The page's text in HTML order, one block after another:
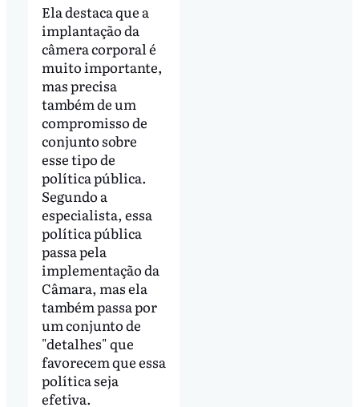
Ela destaca que a
implantação da
câmera corporal é
muito importante,
mas precisa
também de um
compromisso de
conjunto sobre
esse tipo de
política pública.
Segundo a
especialista, essa
política pública
passa pela
implementação da
Câmara, mas ela
também passa por
um conjunto de
"detalhes" que
favorecem que essa
política seja
efetiva.